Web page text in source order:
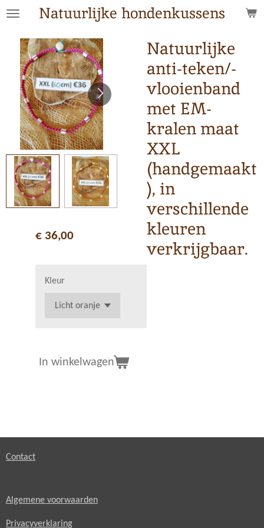
Ga
naar
hoofdinhoud
Natuurlijke hondenkussens
Natuurlijke
anti-teken/-
vlooienband
met EM-
kralen maat
XXL
(handgemaakt
), in
verschillende
kleuren
verkrijgbaar.
€ 36,00
Kleur
In winkelwagen
Contact
Algemene voorwaarden
Privacyverklaring